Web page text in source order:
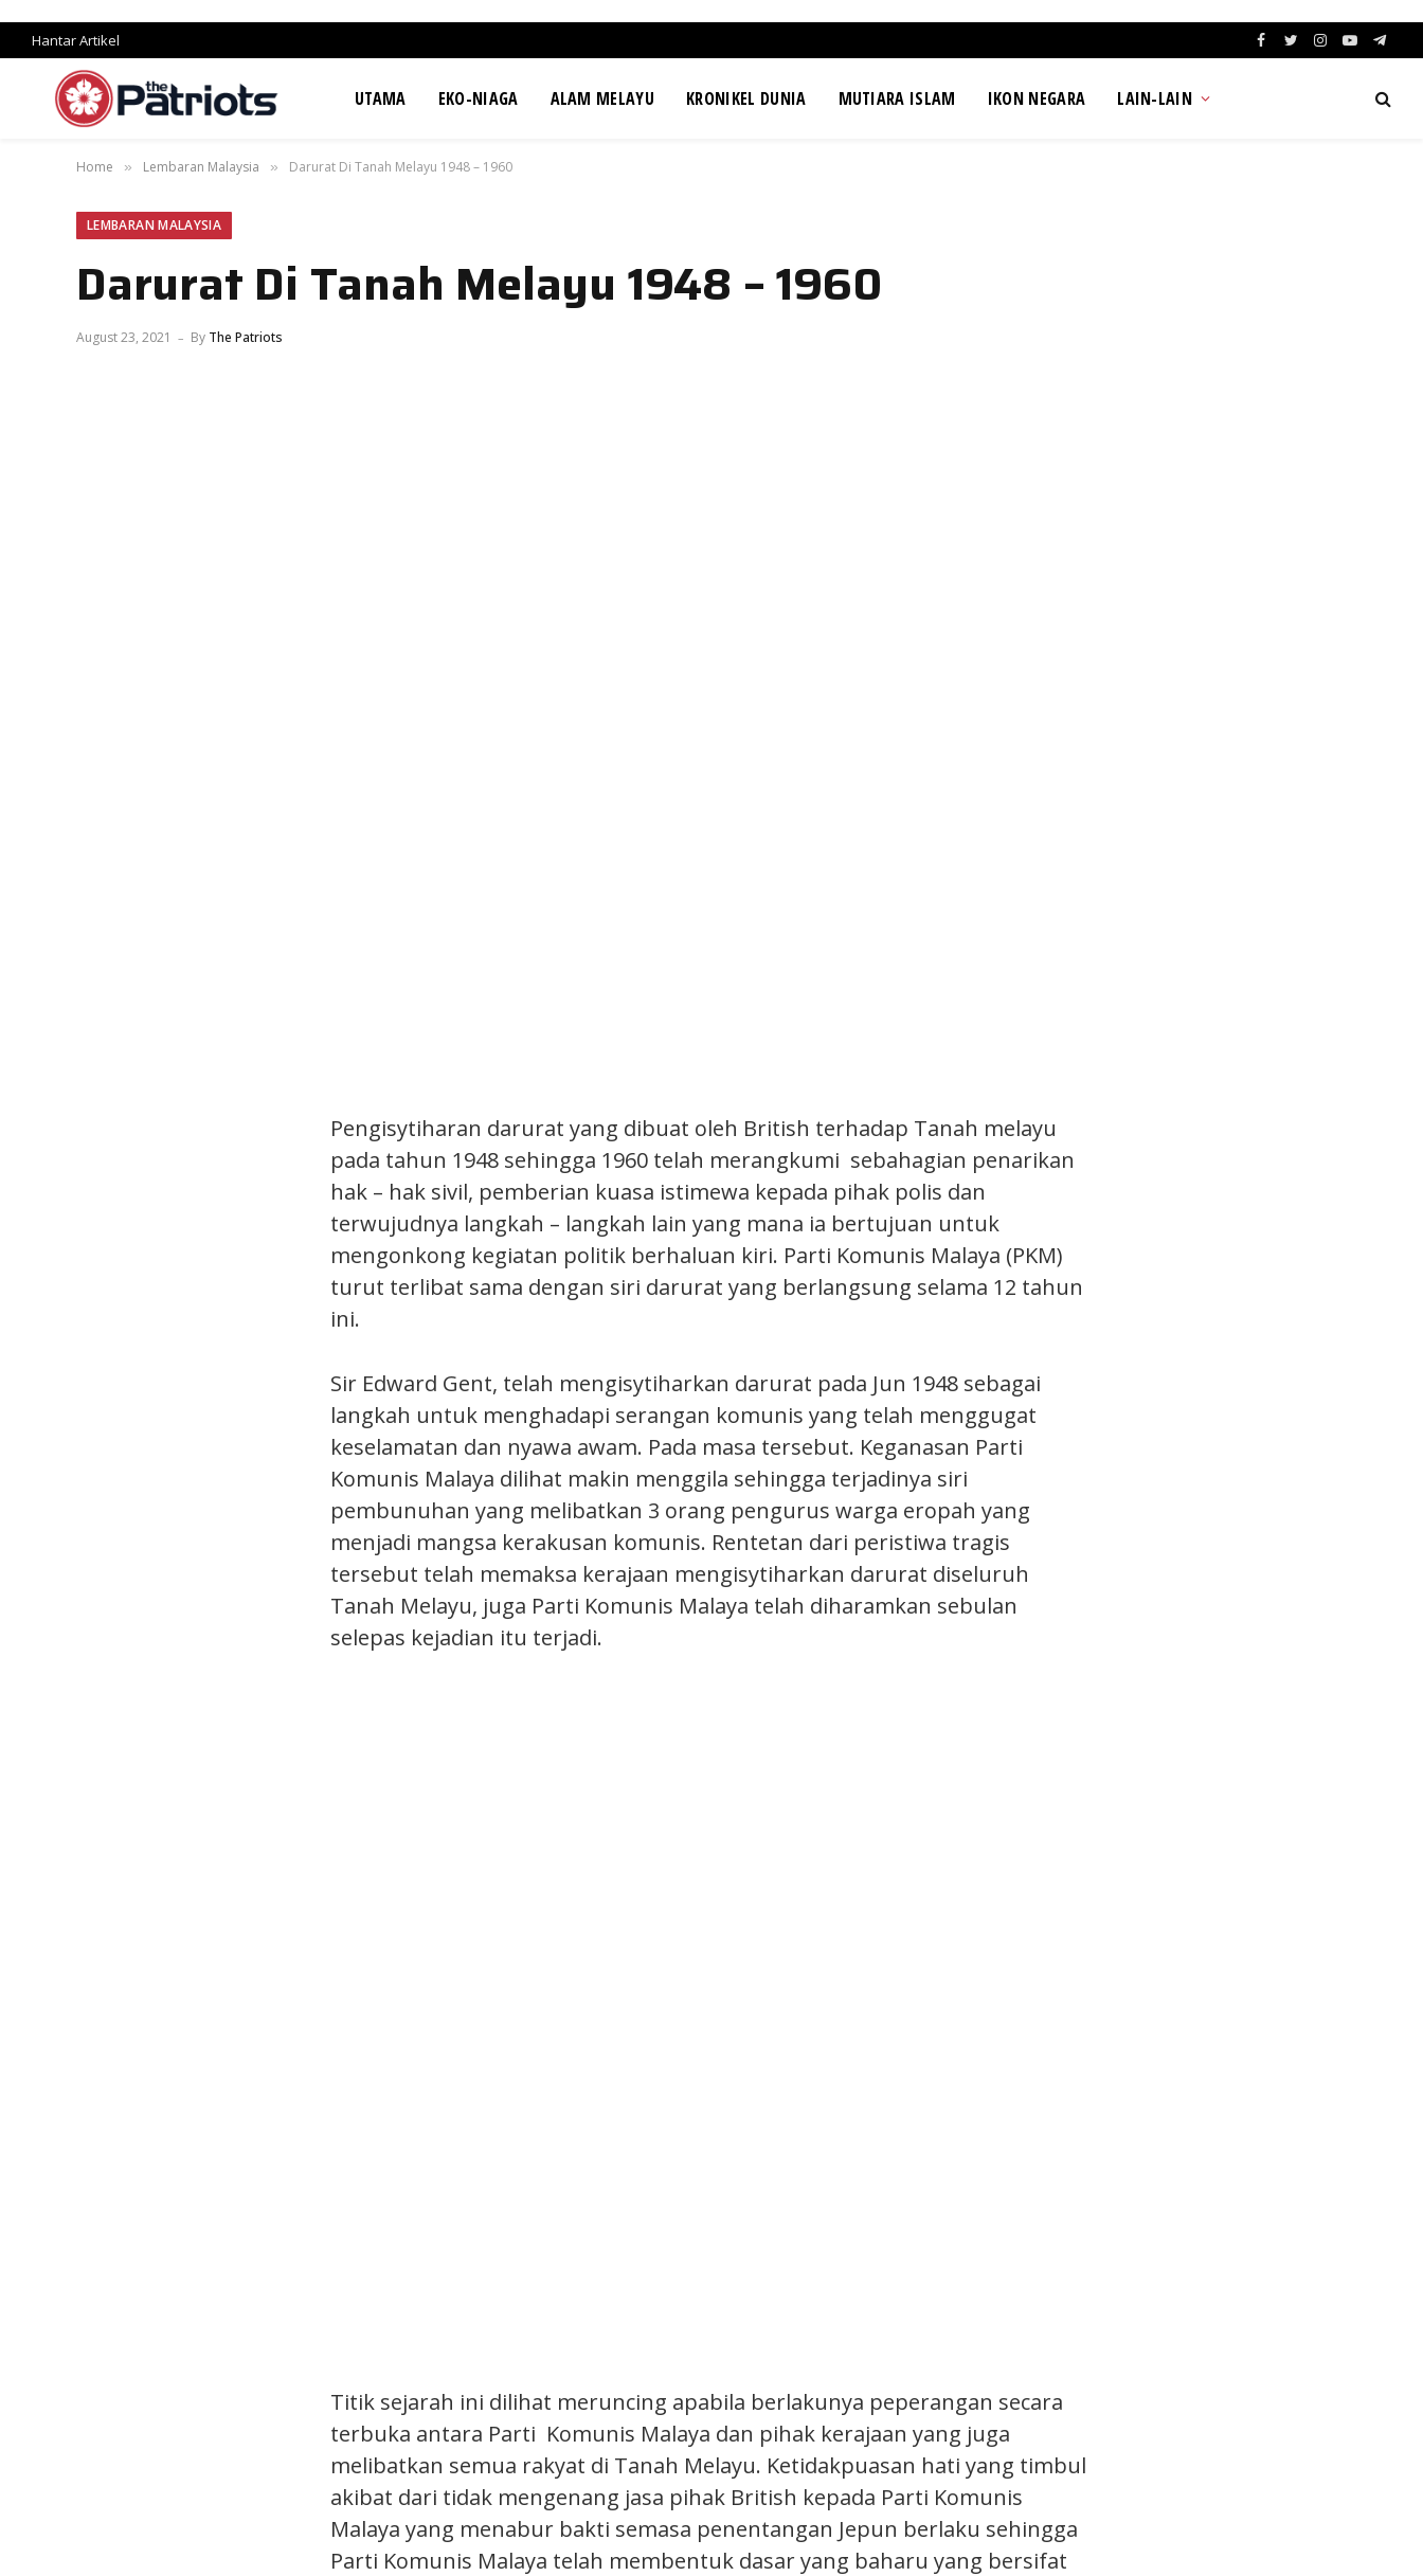
Hantar Artikel Facebook
TwitterInstagram
YouTube
UTAMA EKO-NIAGA ALAM MELAYU KRONIKEL DUNIA MUTIARA ISLAM IKON NEGARA LAIN-LAIN
Home » Lembaran Malaysia » Darurat Di Tanah Melayu 1948 – 1960
LEMBARAN MALAYSIA
Darurat Di Tanah Melayu 1948 – 1960
August 23, 2021 By The Patriots
Pengisytiharan darurat yang dibuat oleh British terhadap Tanah melayu
pada tahun 1948 sehingga 1960 telah merangkumi sebahagian penarikan
hak – hak sivil, pemberian kuasa istimewa kepada pihak polis dan
terwujudnya langkah – langkah lain yang mana ia bertujuan untuk
mengonkong kegiatan politik berhaluan kiri. Parti Komunis Malaya (PKM)
turut terlibat sama dengan siri darurat yang berlangsung selama 12 tahun
ini.
Sir Edward Gent, telah mengisytiharkan darurat pada Jun 1948 sebagai
langkah untuk menghadapi serangan komunis yang telah menggugat
keselamatan dan nyawa awam. Pada masa tersebut. Keganasan Parti
Komunis Malaya dilihat makin menggila sehingga terjadinya siri
pembunuhan yang melibatkan 3 orang pengurus warga eropah yang
menjadi mangsa kerakusan komunis. Rentetan dari peristiwa tragis
tersebut telah memaksa kerajaan mengisytiharkan darurat diseluruh
Tanah Melayu, juga Parti Komunis Malaya telah diharamkan sebulan
selepas kejadian itu terjadi.
Titik sejarah ini dilihat meruncing apabila berlakunya peperangan secara
terbuka antara Parti Komunis Malaya dan pihak kerajaan yang juga
melibatkan semua rakyat di Tanah Melayu. Ketidakpuasan hati yang timbul
akibat dari tidak mengenang jasa pihak British kepada Parti Komunis
Malaya yang menabur bakti semasa penentangan Jepun berlaku sehingga
Parti Komunis Malaya telah membentuk dasar yang baharu yang bersifat